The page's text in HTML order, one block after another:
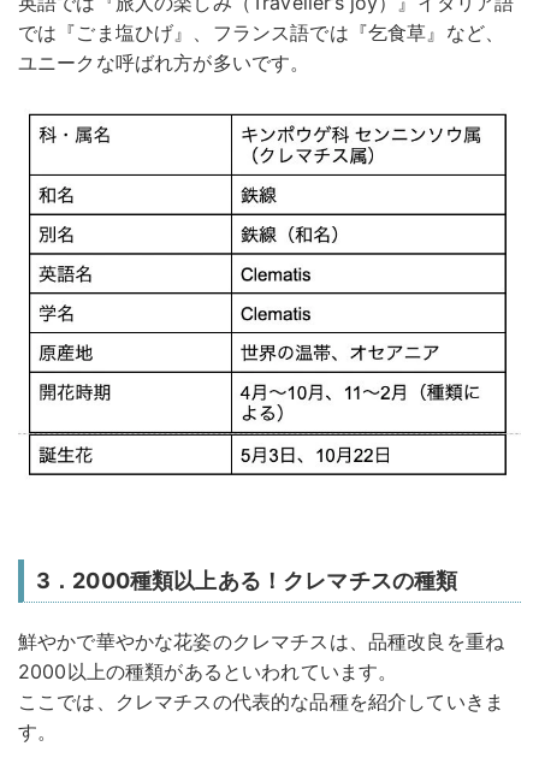
では『ごま塩ひげ』、フランス語では『乞食草』など、
ユニークな呼ばれ方が多いです。
3．2000種類以上ある！クレマチスの種類
鮮やかで華やかな花姿のクレマチスは、品種改良を重ね
2000以上の種類があるといわれています。
ここでは、クレマチスの代表的な品種を紹介していきま
す。